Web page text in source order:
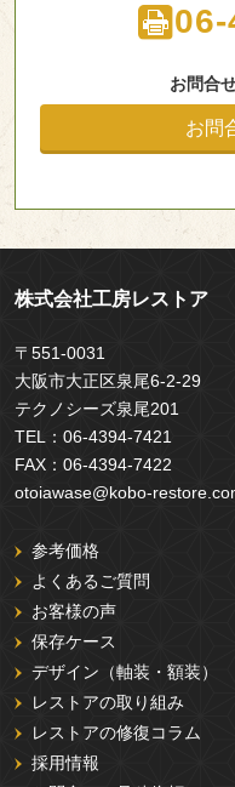
お問合
お問
株式会社工房レストア
〒551-0031
大阪市大正区泉尾6-2-29
テクノシーズ泉尾201
TEL： 06-4394-7421
FAX： 06-4394-7422
otoiawase@kobo-
参考価格
よくあるご質問
お客様の声
保存ケース
デザイン（軸装・額装）
レストアの取り組み
レストアの修復コラム
採用情報